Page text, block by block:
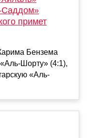
Саддом»
примет
Бензема
Шорту» (4:1),
«Аль-